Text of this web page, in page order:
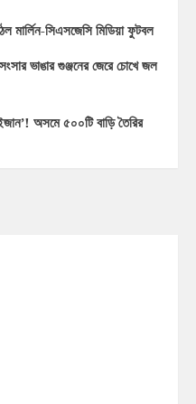
মার্লিন-সিএসজেসি মিডিয়া ফুটবল
ভাঙার গুঞ্জনের জেরে চোখে জল
অসমে ৫০০টি বাড়ি তৈরির